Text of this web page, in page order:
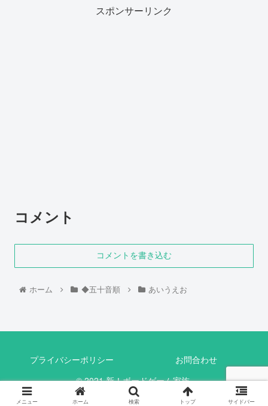
スポンサーリンク
コメント
コメントを書き込む
ホーム ◆五十音順 あいうえお
プライバシーポリシー
お問合わせ
© 2021 新！ボードゲーム家族.
メニュー ホーム 検索 トップ サイドバー